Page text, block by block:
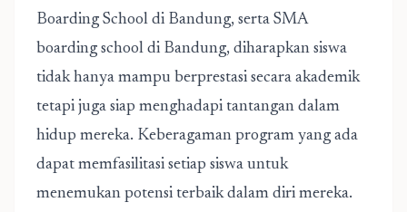
Boarding School di Bandung, serta SMA
boarding school di Bandung, diharapkan siswa
tidak hanya mampu berprestasi secara akademik
tetapi juga siap menghadapi tantangan dalam
hidup mereka. Keberagaman program yang ada
dapat memfasilitasi setiap siswa untuk
menemukan potensi terbaik dalam diri mereka.